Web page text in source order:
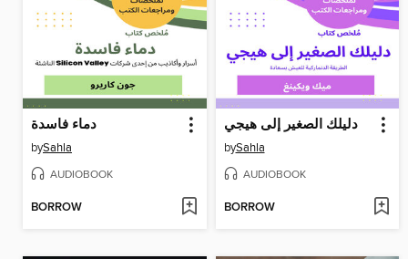
دماء فاسدة
bySahla
AUDIOBOOK
BORROW
دليلك الصغير إلى هيجي
bySahla
AUDIOBOOK
BORROW